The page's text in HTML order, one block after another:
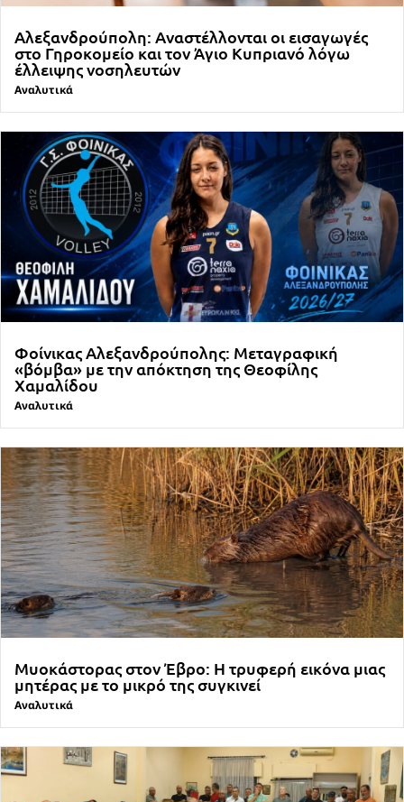
Αλεξανδρούπολη: Αναστέλλονται οι εισαγωγές
στο Γηροκομείο και τον Άγιο Κυπριανό λόγω
έλλειψης νοσηλευτών
Αναλυτικά
Φοίνικας Αλεξανδρούπολης: Μεταγραφική
«βόμβα» με την απόκτηση της Θεοφίλης
Χαμαλίδου
Αναλυτικά
Μυοκάστορας στον Έβρο: Η τρυφερή εικόνα μιας
μητέρας με το μικρό της συγκινεί
Αναλυτικά